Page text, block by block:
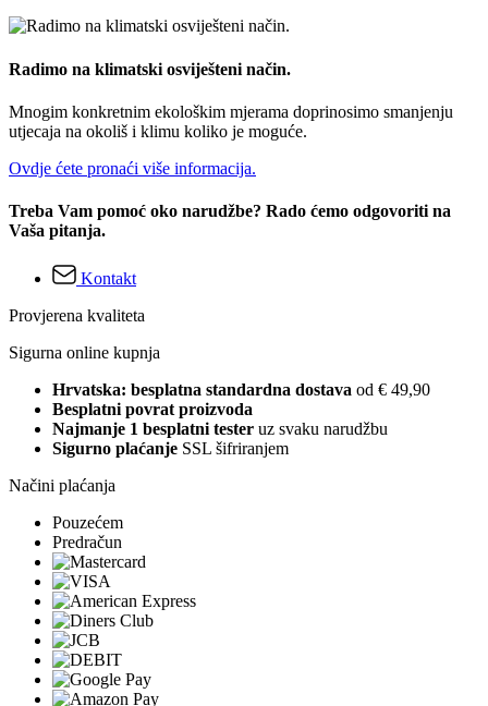
Radimo na klimatski osviješteni način.
Mnogim konkretnim ekološkim mjerama doprinosimo smanjenju
utjecaja na okoliš i klimu koliko je moguće.
Ovdje ćete pronaći više informacija.
Treba Vam pomoć oko narudžbe? Rado ćemo odgovoriti na
Vaša pitanja.
Kontakt
Provjerena kvaliteta
Sigurna online kupnja
Hrvatska: besplatna standardna dostava od € 49,90
Besplatni povrat proizvoda
Najmanje 1 besplatni tester uz svaku narudžbu
Sigurno plaćanje SSL šifriranjem
Načini plaćanja
Pouzećem
Predračun